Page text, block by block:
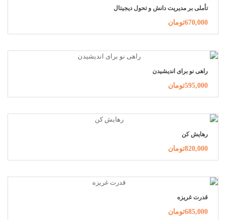
تأملی بر مدیریت دانش و تحول دیجیتال
670,000تومان
راهی نو برای اندیشیدن
595,000تومان
رهایش کن
820,000تومان
قدرت غریزه
685,000تومان